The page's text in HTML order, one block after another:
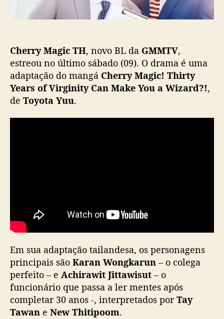
i
c
”
e
s
r
Cherry Magic TH, novo BL da GMMTV,
estreou no último sábado (09). O drama é uma
adaptação do mangá Cherry Magic! Thirty
Years of Virginity Can Make You a Wizard?!,
de Toyota Yuu.
Em sua adaptação tailandesa, os personagens
principais são Karan Wongkarun – o colega
perfeito – e Achirawit Jittawisut – o
funcionário que passa a ler mentes após
completar 30 anos -, interpretados porTay
Tawan e New Thitipoom.